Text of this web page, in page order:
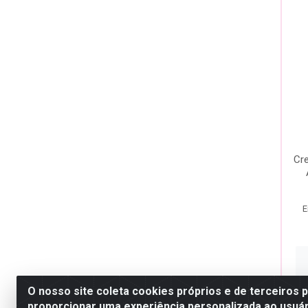
O nosso site coleta cookies próprios e de terceiros